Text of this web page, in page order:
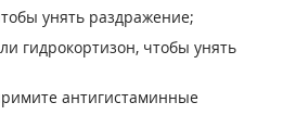
унять раздражение;
гидрокортизон, чтобы унять
антигистаминные